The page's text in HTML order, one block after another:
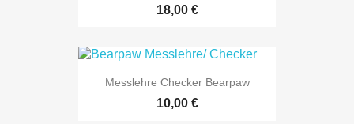
18,00 €
Messlehre Checker Bearpaw
10,00 €